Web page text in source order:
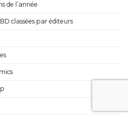
de l’année
classées par éditeurs